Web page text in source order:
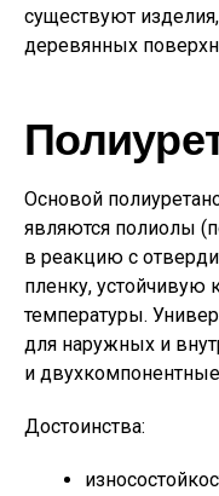
существуют
деревянных
Основой
являются полиолы
в реакцию с
пленку, устойчивую
температуры.
для наружных и
и
Достоинства: